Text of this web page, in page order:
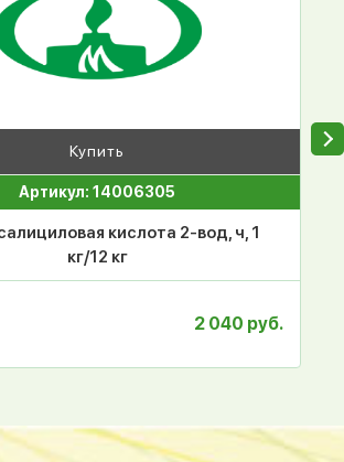
Купить
Артикул: 14006305
кислота 2-вод, ч, 1
кг/12 кг
2 040 руб.